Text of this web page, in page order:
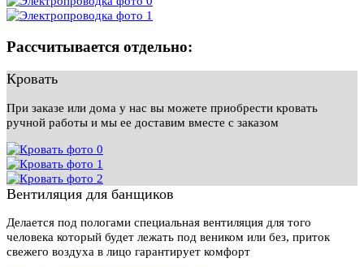
Рассчитывается отдельно:
Кровать
При заказе или дома у нас вы можете приобрести кровать
ручной работы и мы ее доставим вместе с заказом
Вентиляция для банщиков
Делается под пологами специальная вентиляция для того
человека который будет лежать под веником или без, приток
свежего воздуха в лицо гарантирует комфорт